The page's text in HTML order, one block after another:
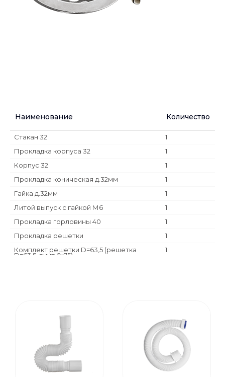
Наименование Количество
Стакан 32
1
Прокладка корпуса 32
1
Корпус 32
1
Прокладка коническая д.32мм
1
Гайка д.32мм
1
Литой выпуск с гайкой М6
1
Прокладка горловины 40
1
Прокладка решетки
1
Комплект решетки D=63,5 (решетка
D=63,5, винт 6х75)
1